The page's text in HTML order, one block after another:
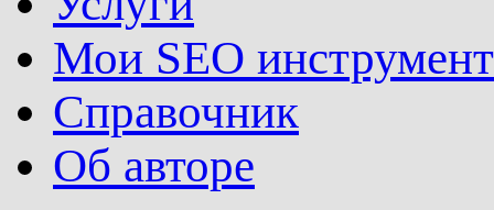
Мои SEO
Справочник
Об авторе